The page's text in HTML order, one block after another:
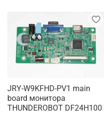
JRY-W9KFHD-PV1 main
board монитора
THUNDEROBOT DF24H100